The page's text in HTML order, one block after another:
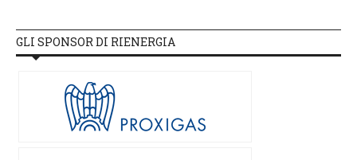
GLI SPONSOR DI RIENERGIA